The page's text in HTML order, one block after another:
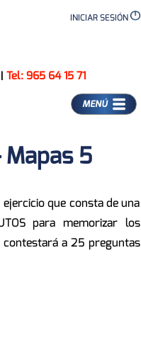
INICIAR SESIÓN
Tel: 965 64 15 71
MENÚ
Mapas 5
que consta de una
para memorizar los
a 25 preguntas